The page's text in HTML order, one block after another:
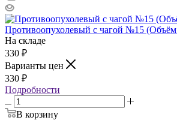
Противоопухолевый с чагой №15
На складе
330 ₽
Варианты цен
330 ₽
Подробности
В корзину